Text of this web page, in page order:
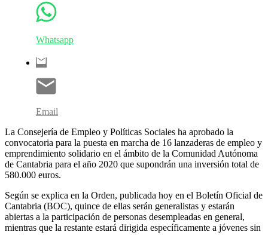
Whatsapp
Email
La Consejería de Empleo y Políticas Sociales ha aprobado la
convocatoria para la puesta en marcha de 16 lanzaderas de empleo y
emprendimiento solidario en el ámbito de la Comunidad Autónoma
de Cantabria para el año 2020 que supondrán una inversión total de
580.000 euros.
Según se explica en la Orden, publicada hoy en el Boletín Oficial de
Cantabria (BOC), quince de ellas serán generalistas y estarán
abiertas a la participación de personas desempleadas en general,
mientras que la restante estará dirigida específicamente a jóvenes sin